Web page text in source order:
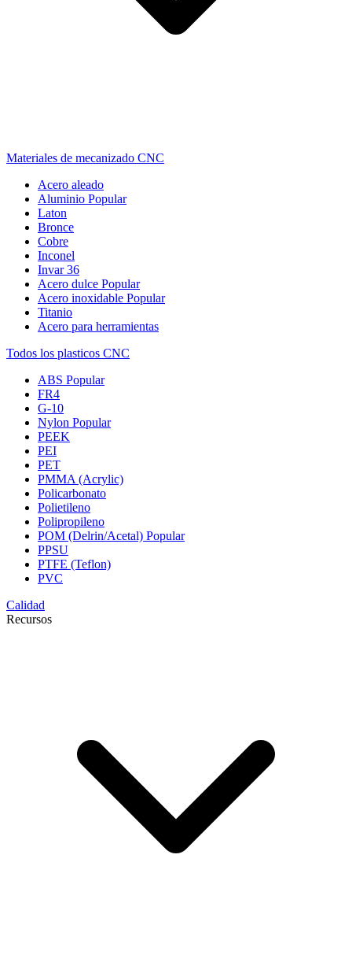
Materiales de mecanizado CNC
Acero aleado
Aluminio Popular
Laton
Bronce
Cobre
Inconel
Invar 36
Acero dulce Popular
Acero inoxidable Popular
Titanio
Acero para herramientas
Todos los plasticos CNC
ABS Popular
FR4
G-10
Nylon Popular
PEEK
PEI
PET
PMMA (Acrylic)
Policarbonato
Polietileno
Polipropileno
POM (Delrin/Acetal) Popular
PPSU
PTFE (Teflon)
PVC
Calidad
Recursos